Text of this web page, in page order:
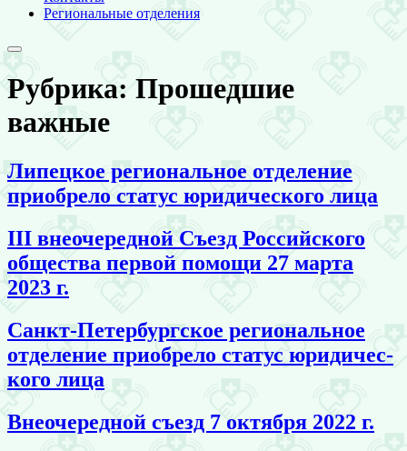
Региональные отделения
Рубрика: Прошедшие
важные
Липецкое региональ­ное отделение
приобрело статус юридичес­кого лица
III вне­оче­ред­ной Съезд Российского
общества первой помощи 27 марта
2023 г.
Санкт-Петер­бург­ское региональ­ное
отделение приобрело статус юридичес­
кого лица
Внеочеред­ной съезд 7 октября 2022 г.